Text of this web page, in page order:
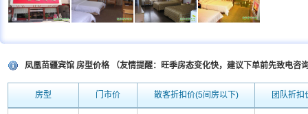
凤凰苗疆宾馆 房型价格 （友情提醒：旺季房态变化快，建议下单前先致电咨
房型 门市价 散客折扣价(5间房以下) 团队折扣